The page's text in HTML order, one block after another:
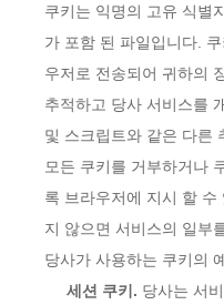
쿠키는 익명의 고유 식별
가 포함 된 파일입니다.
우저로 전송되어 귀하의
추적하고 당사 서비스를
및 스크립트와 같은 다른
모든 쿠키를 거부하거나
록 브라우저에 지시 할
지 않으면 서비스의 일부
당사가 사용하는 쿠키의
세션 쿠키. 당사는 서